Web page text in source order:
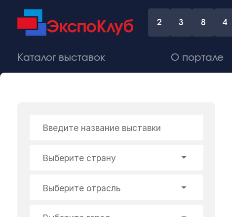
2 3 8 4
Каталог выставок О портале
Введите название выставки
Выберите страну
Выберите отрасль